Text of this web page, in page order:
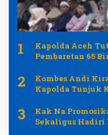
1
Kapolda Aceh
Pembaretan 65
2
Kombes Andi
Kapolda Tunjuk
3
Kak Na
Sekaligus Hadiri